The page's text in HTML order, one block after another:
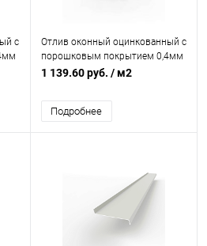
c
Отлив оконный оцинкованный c
порошковым покрытием 0,4мм
RAL 1024
1 139.60 руб. / м2
Подробнее